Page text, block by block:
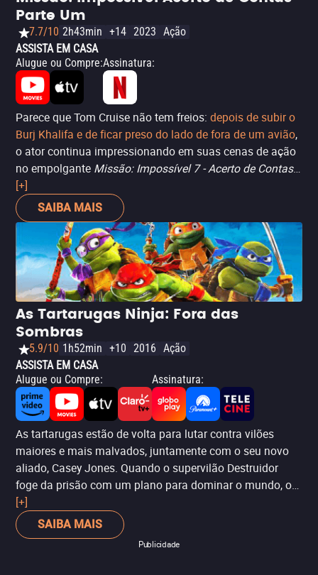
Parte Um
7.7/10 2h43min +14 2023 Ação
ASSISTA EM CASA
Alugue ou Compre:Assinatura:
Parece que Tom Cruise não tem freios: depois de subir o
Burj Khalifa e de ficar preso do lado de fora de um avião,
o ator continua impressionando em suas cenas de ação
no empolgante Missão: Impossível 7 - Acerto de Contas
Parte Um
Efeito Fallout), o longa-metragem acompanha
novamente o agente Ethan Hunt (Cruise) em uma missão
(quase) impossível: enfrentar uma inteligência artificial
que tem o poder de controlar qualquer coisa, inclusive
governos e agências de inteligência. Espécie deO
Enigma de Outro Mundodigital, em que ninguém pode
confiar em ninguém fora do mundo real ou analógico, a
paranoia toma conta da história, em uma das tramas
mais desesperadoras da saga
Missão: Impossível
sentimos as mais de 2h40 de projeção do filme. E o
longa-metragem ainda conta com algumas cenas de
ação espetaculares, como o salto de Tom Cruise de um
desfiladeiro e uma cena desesperadora dentro de um
trem, onde Hunt e Grace, uma ótima nova personagem
interpretada por Hayley Atwell (Agente Carter), precisam
sobreviver enquanto partes do trem despencam.
[+]
SAIBA MAIS
As Tartarugas Ninja: Fora das
Sombras
5.9/10 1h52min +10 2016 Ação
ASSISTA EM CASA
Alugue ou Compre: Assinatura:
As tartarugas estão de volta para lutar contra vilões
maiores e mais malvados, juntamente com o seu novo
aliado, Casey Jones. Quando o supervilão Destruidor
foge da prisão com um plano para dominar o mundo, os
irmãos se preparam para enfrentá-lo.
[+]
SAIBA MAIS
Publicidade